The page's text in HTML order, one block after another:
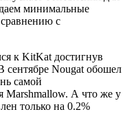
минимальные
с
к KitKat достигнув
сентябре Nougat обошел
самой
Marshmallow. А что же у
только на 0.2%